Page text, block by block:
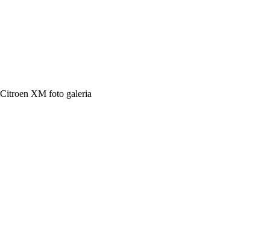
Citroen XM foto galeria